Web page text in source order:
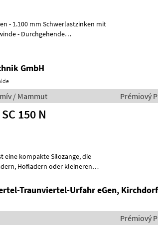
- 1.100 mm Schwerlastzinken mit
- Durchgehende
GmbH
/ Mammut Prémiový
150 N
eine kompakte Silozange, die
Traunviertel-Urfahr eGen, Kirchdorf
Prémiový